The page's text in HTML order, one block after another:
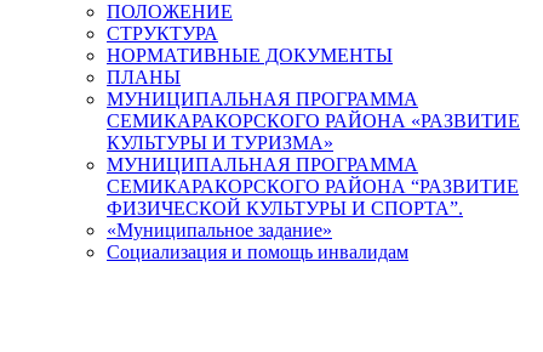
ПОЛОЖЕНИЕ
СТРУКТУРА
НОРМАТИВНЫЕ ДОКУМЕНТЫ
ПЛАНЫ
МУНИЦИПАЛЬНАЯ ПРОГРАММА
СЕМИКАРАКОРСКОГО РАЙОНА «РАЗВИТИЕ
КУЛЬТУРЫ И ТУРИЗМА»
МУНИЦИПАЛЬНАЯ ПРОГРАММА
СЕМИКАРАКОРСКОГО РАЙОНА “РАЗВИТИЕ
ФИЗИЧЕСКОЙ КУЛЬТУРЫ И СПОРТА”.
«Муниципальное задание»
Социализация и помощь инвалидам